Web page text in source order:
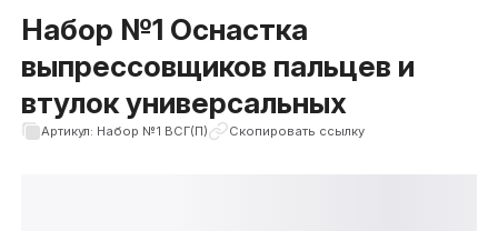
Набор №1 Оснастка
выпрессовщиков пальцев и
втулок универсальных
Артикул: Набор №1 ВСГ(П) Скопировать ссылку